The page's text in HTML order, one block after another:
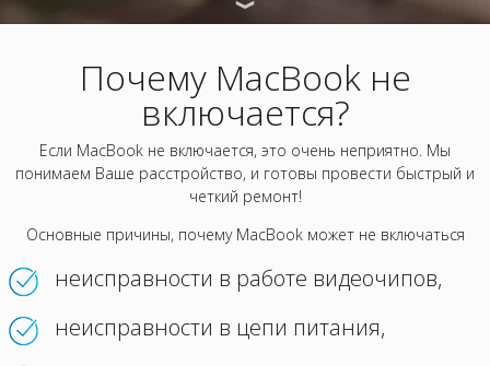
Почему MacBook не
включается?
Если MacBook не включается, это очень неприятно. Мы
понимаем Ваше расстройство, и готовы провести быстрый и
четкий ремонт!
Основные причины, почему MacBook может не включаться
неисправности в работе видеочипов,
неисправности в цепи питания,